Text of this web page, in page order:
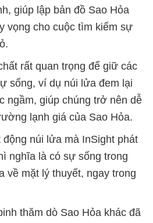
giúp lập bản đồ Sao Hỏa
vọng cho cuộc tìm kiếm sự
rất quan trọng để giữ các
sống, ví dụ núi lửa đem lại
ngầm, giúp chúng trở nên dễ
lạnh giá của Sao Hỏa.
động núi lửa mà InSight phát
nghĩa là có sự sống trong
về mặt lý thuyết, ngay trong
thăm dò Sao Hỏa khác đã